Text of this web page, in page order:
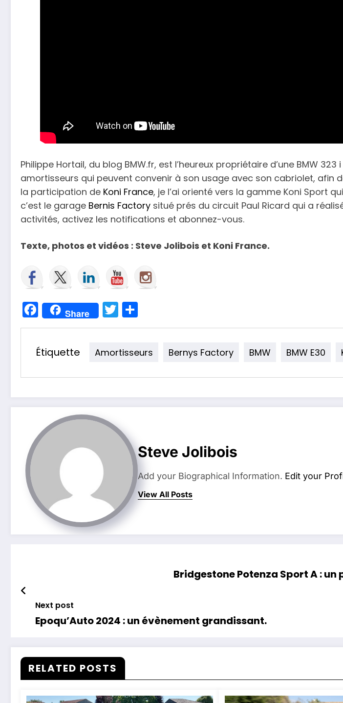
Philippe Hortail, du blog BMW.fr, est l’heureux propriétaire d’une BMW
amortisseurs qui peuvent convenir à son usage avec son cabriolet, afin
la participation de Koni France, je l’ai orienté vers la gamme Koni Sport
c’est le garage Bernis Factory situé prés du circuit Paul Ricard qui a
activités, activez les notifications et abonnez-vous.
Texte, photos et vidéos : Steve Jolibois et Koni France.
Facebook
Share Twitter
Étiquette Amortisseurs Bernys Factory BMW BMW E30
Steve Jolibois
Add your Biographical Information. Edit your
View All Posts
Bridgestone Potenza Sport A :
Next post
Epoqu’Auto 2024 : un évènement grandissant.
RELATED POSTS